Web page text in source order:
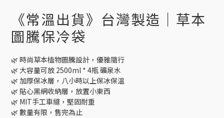
《常溫出貨》台灣製造｜草本
圖騰保冷袋
🌿 時尚草本植物圖騰設計，優雅隨行
🌿 大容量可放 2500ml * 4瓶 礦泉水
🌿 加厚保冰層，八小時以上保冰保溫
🌿 貼心黑網收納層，放置小東西
🌿 MIT手工車縫，堅固耐重
🌿 數量有限，售完為止